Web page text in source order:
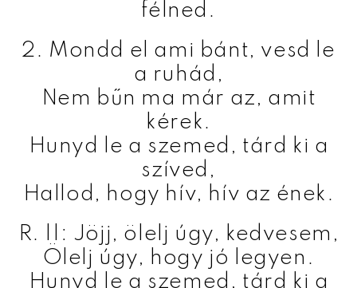
félned.
2. Mondd el ami bánt, vesd le
a ruhád,
Nem bűn ma már az, amit
kérek.
Hunyd le a szemed, tárd ki a
szíved,
Hallod, hogy hív, hív az ének.
R. ||: Jöjj, ölelj úgy, kedvesem,
Ölelj úgy, hogy jó legyen.
Hunyd le a szemed, tárd ki a